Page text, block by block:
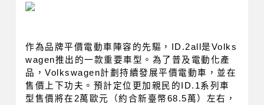
作為品牌平價電動車陣容的先驅，ID.2all是Volks
wagen推出的一款重要車型。為了普及電動化產
品，Volkswagen計劃持續發展平價電動車，並在
售價上下功夫。預計定位更加親民的ID.1系列車
型售價將在2萬歐元（約合新臺幣68.5萬）左右，